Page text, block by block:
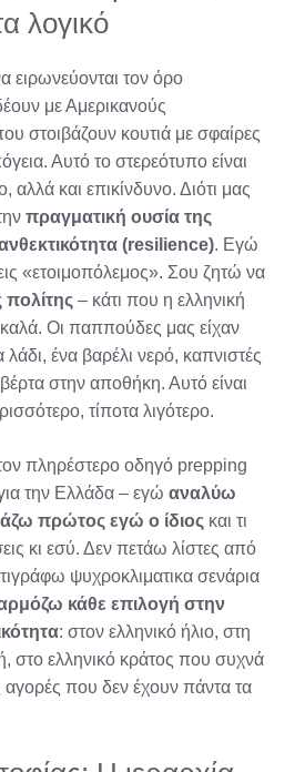
λογικό
ειρωνεύονται τον όρο
με Αμερικανούς
στοιβάζουν κουτιά με σφαίρες
Αυτό το στερεότυπο είναι
αλλά και επικίνδυνο. Διότι μας
πραγματική ουσία της
(resilience). Εγώ
«ετοιμοπόλεμος». Σου ζητώ να
– κάτι που η ελληνική
Οι παππούδες μας είχαν
λάδι, ένα βαρέλι νερό, καπνιστές
στην αποθήκη. Αυτό είναι
τίποτα λιγότερο.
πληρέστερο οδηγό prepping
την Ελλάδα – εγώ αναλύω
πρώτος εγώ ο ίδιος και τι
κι εσύ. Δεν πετάω λίστες από
ψυχροκλιματικα σενάρια
κάθε επιλογή στην
: στον ελληνικό ήλιο, στη
στο ελληνικό κράτος που συχνά
αγορές που δεν έχουν πάντα τα